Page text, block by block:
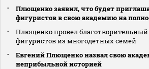
Плющенко заявил, что будет
фигуристов в свою академию на
Плющенко провел благотворительный
фигуристов из многодетных семей
Евгений Плющенко назвал свою
неприбыльной историей